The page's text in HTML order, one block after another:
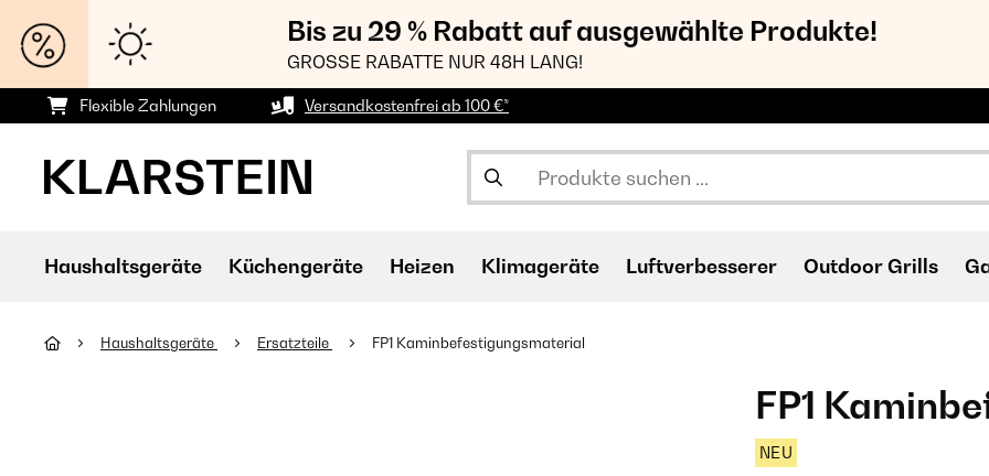
Bis zu 29 % Rabatt auf ausgewählte Produkte!
GROSSE RABATTE NUR 48H LANG!
Flexible Zahlungen Versandkostenfrei ab 100 €*
Haushaltsgeräte Küchengeräte Heizen Klimageräte Luftverbesserer Outdoor Grills
Haushaltsgeräte Ersatzteile FP1 Kaminbefestigungsmaterial
FP1
NEU